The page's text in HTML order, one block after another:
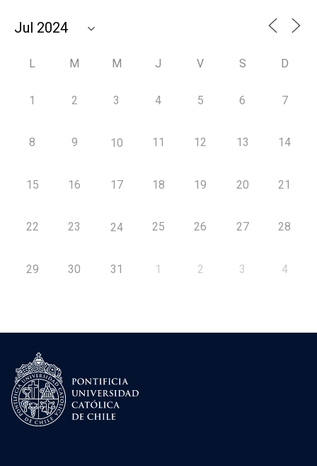
L M M J V S D
1 2 3 4 5 6 7
8 9 10 11 12 13 14
15 16 17 18 19 20 21
22 23 24 25 26 27 28
29 30 31 1 2 3 4